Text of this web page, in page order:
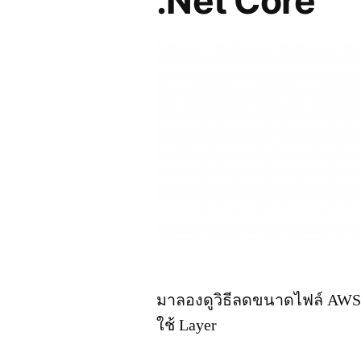
มาลองดูวิธีลดขนาดไฟล์ AWS
ใช้ Layer